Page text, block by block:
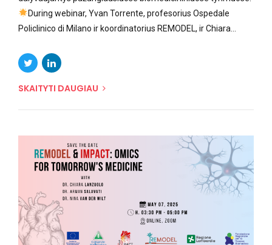
During webinar, Yvan Torrente, profesorius Ospedale
Policlinico di Milano ir koordinatorius REMODEL, ir Chiara...
SKAITYTI DAUGIAU